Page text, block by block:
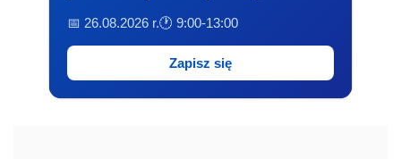
📅 26.08.2026 r.🕐 9:00-13:00
Zapisz się